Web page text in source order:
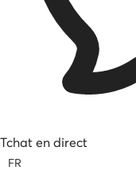
Tchat en direct
FR